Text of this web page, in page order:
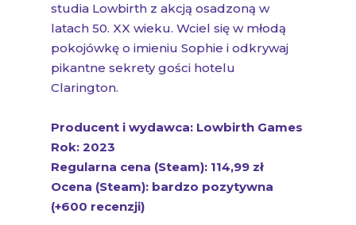
studia Lowbirth z akcją osadzoną w
latach 50. XX wieku. Wciel się w młodą
pokojówkę o imieniu Sophie i odkrywaj
pikantne sekrety gości hotelu
Clarington.
Producent i wydawca: Lowbirth Games
Rok: 2023
Regularna cena (Steam): 114,99 zł
Ocena (Steam): bardzo pozytywna
(+600 recenzji)